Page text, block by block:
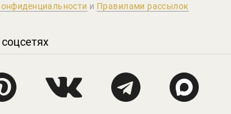
и Правилами рассылок